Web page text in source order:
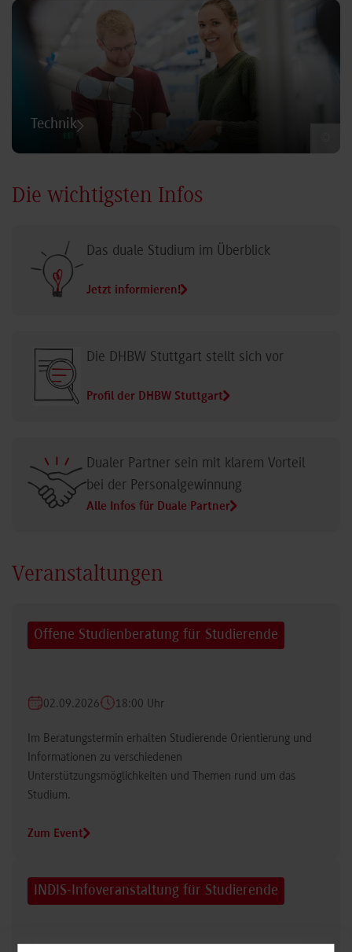
Technik
Die wichtigsten Infos
Das duale Studium im Überblick
Jetzt informieren!
Die DHBW Stuttgart stellt sich vor
Profil der DHBW Stuttgart
Dualer Partner sein mit klarem Vorteil
bei der Personalgewinnung
Alle Infos für Duale Partner
Veranstaltungen
Offene Studienberatung für Studierende
02.09.2026 18:00 Uhr
Im Beratungstermin erhalten Studierende Orientierung und
Informationen zu verschiedenen
Unterstützungsmöglichkeiten und Themen rund um das
Studium.
Zum Event
INDIS-Infoveranstaltung für Studierende